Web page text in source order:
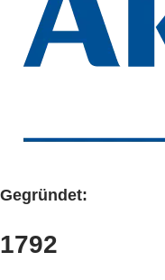
Gegründet:
1792